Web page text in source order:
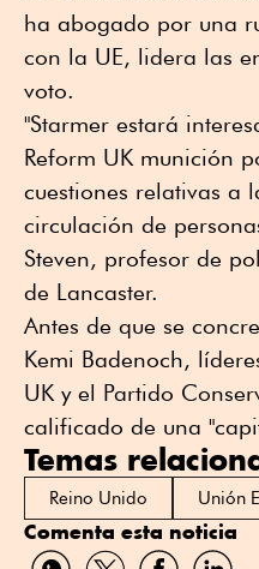
ha abogado por una
con la UE, lidera las
voto.
"Starmer estará
Reform UK munición
cuestiones relativas a
circulación de
Steven, profesor de
de Lancaster.
Antes de que se
Kemi Badenoch,
UK y el Partido
calificado de una
Temas
Reino Unido Unión
Comenta esta noticia